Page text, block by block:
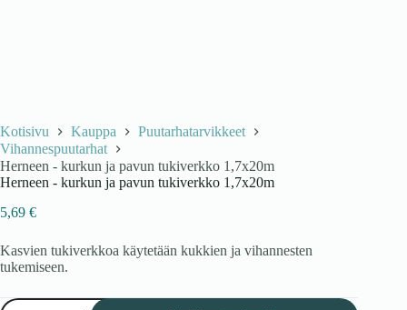
Kotisivu Kauppa
Puutarhatarvikkeet
Vihannespuutarhat
Herneen - kurkun ja pavun tukiverkko 1,7x20m
Herneen - kurkun ja pavun tukiverkko 1,7x20m
5,69 €
Kasvien tukiverkkoa käytetään kukkien ja vihannesten
tukemiseen.
Herneen